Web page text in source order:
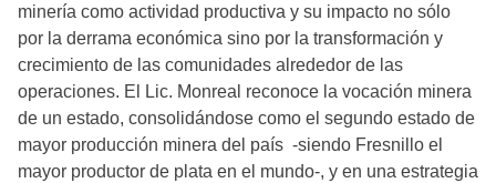
minería como actividad productiva y su impacto no sólo
por la derrama económica sino por la transformación y
crecimiento de las comunidades alrededor de las
operaciones. El Lic. Monreal reconoce la vocación minera
de un estado, consolidándose como el segundo estado de
mayor producción minera del país -siendo Fresnillo el
mayor productor de plata en el mundo-, y en una estrategia